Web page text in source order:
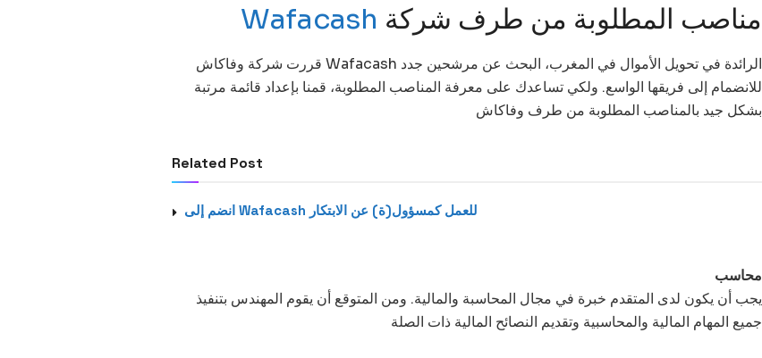
Wafacash مناصب المطلوبة من طرف شركة
قررت شركة وفاكاش Wafacash الرائدة في تحويل الأموال في المغرب، البحث عن مرشحين جدد
للانضمام إلى فريقها الواسع. ولكي تساعدك على معرفة المناصب المطلوبة، قمنا بإعداد قائمة مرتبة
بشكل جيد بالمناصب المطلوبة من طرف وفاكاش
Related Post
انضم إلى Wafacash للعمل كمسؤول(ة) عن الابتكار
محاسب
يجب أن يكون لدى المتقدم خبرة في مجال المحاسبة والمالية. ومن المتوقع أن يقوم المهندس بتنفيذ
جميع المهام المالية والمحاسبية وتقديم النصائح المالية ذات الصلة